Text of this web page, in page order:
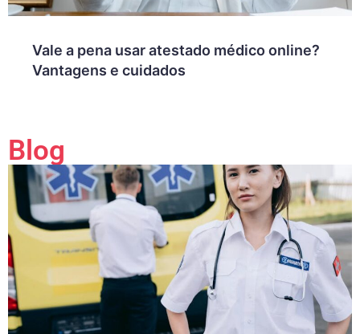
Vale a pena usar atestado médico online?
Vantagens e cuidados
Blog